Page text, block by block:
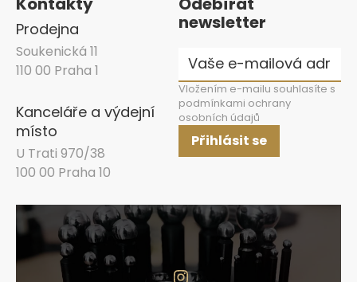
Prodejna
Soukenická 11
110 00 Praha 1
Kanceláře a výdejní
místo
U Trati 970/38
100 00 Praha 10
newsletter
Vložením e-mailu souhlasíte s
podmínkami ochrany
osobních údajů
Přihlásit se